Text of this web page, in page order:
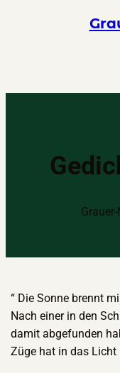
“ Die Sonne brennt
Nach einer in den
damit abgefunden
Züge hat in das Licht